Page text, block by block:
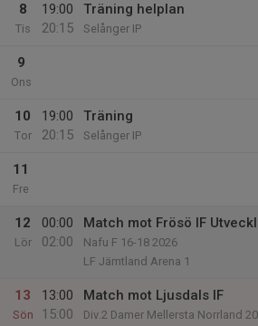
8
Tis
19:00
20:15
Träning helplan
Selånger IP
9
Ons
10
Tor
19:00
20:15
Träning
Selånger IP
11
Fre
12
Lör
00:00
02:00
Match mot Frösö IF
Nafu F 16-18 2026
LF Jämtland Arena 1
13
Sön
13:00
15:00
Match mot Ljusdals IF
Div.2 Damer Mellersta Norrland